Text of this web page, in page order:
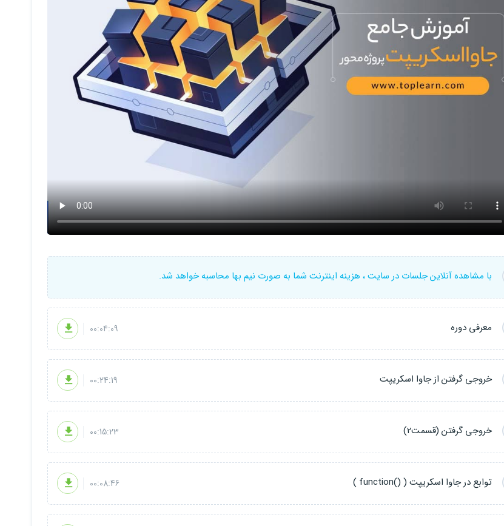
با مشاهده آنلاین جلسات در سایت ، هزینه اینترنت شما به صورت نیم بها محاسبه خواهد شد.
معرفی دوره 00:04:09
خروجی گرفتن از جاوا اسکریپت 00:24:19
خروجی گرفتن (قسمت2) 00:15:23
توابع در جاوا اسکریپت ( ()function ) 00:08:46